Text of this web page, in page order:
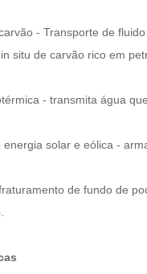
- Transporte de
situ de carvão rico em
- transmita água
energia solar e eólica -
de fundo de